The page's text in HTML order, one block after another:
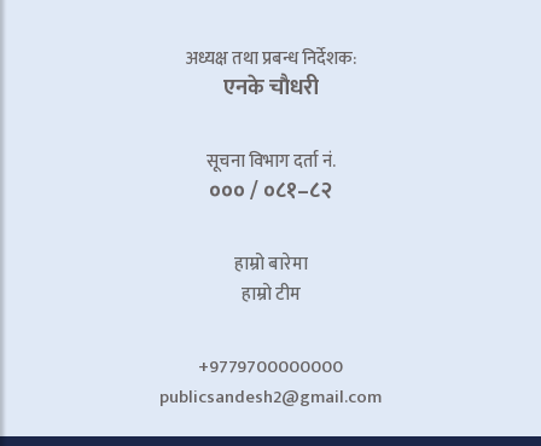
अध्यक्ष तथा प्रबन्ध निर्देशक:
एनके चाैधरी
सूचना विभाग दर्ता नं.
००० / ०८१–८२
हाम्रो बारेमा
हाम्रो टीम
+9779700000000
publicsandesh2@gmail.com